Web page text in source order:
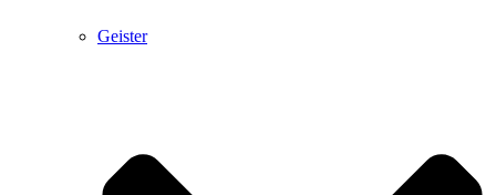
Geister